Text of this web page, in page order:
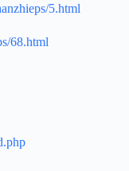
5.html
68.html